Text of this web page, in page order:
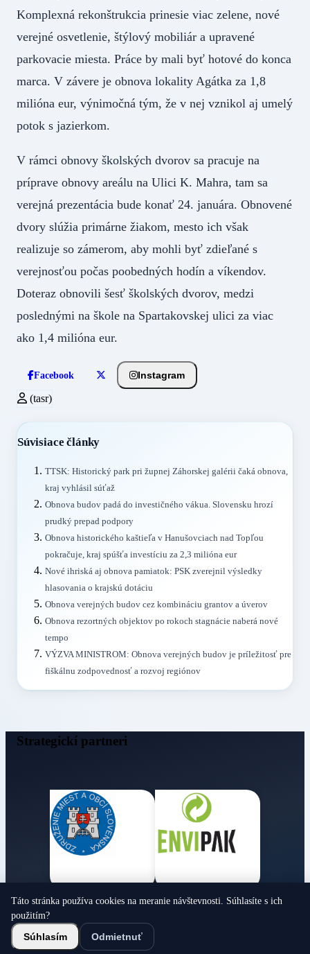
Komplexná rekonštrukcia prinesie viac zelene, nové
verejné osvetlenie, štýlový mobiliár a upravené
parkovacie miesta. Práce by mali byť hotové do konca
marca. V závere je obnova lokality Agátka za 1,8
milióna eur, výnimočná tým, že v nej vznikol aj umelý
potok s jazierkom.
V rámci obnovy školských dvorov sa pracuje na
príprave obnovy areálu na Ulici K. Mahra, tam sa
verejná prezentácia bude konať 24. januára. Obnovené
dvory slúžia primárne žiakom, mesto ich však
realizuje so zámerom, aby mohli byť zdieľané s
verejnosťou počas poobedných hodín a víkendov.
Doteraz obnovili šesť školských dvorov, medzi
poslednými na škole na Spartakovskej ulici za viac
ako 1,4 milióna eur.
Facebook Instagram
(tasr)
Súvisiace články
TTSK: Historický park pri župnej Záhorskej galérii čaká obnova,
kraj vyhlásil súťaž
Obnova budov padá do investičného vákua. Slovensku hrozí
prudký prepad podpory
Obnova historického kaštieľa v Hanušovciach nad Topľou
pokračuje, kraj spúšťa investíciu za 2,3 milióna eur
Nové ihriská aj obnova pamiatok: PSK zverejnil výsledky
hlasovania o krajskú dotáciu
Obnova verejných budov cez kombináciu grantov a úverov
Obnova rezortných objektov po rokoch stagnácie naberá nové
tempo
VÝZVA MINISTROM: Obnova verejných budov je príležitosť pre
fiškálnu zodpovednosť a rozvoj regiónov
Strategickí partneri
Obecné noviny
© 2026 Všetky práva vyhradené
Táto stránka používa cookies na meranie návštevnosti. Súhlasíte s ich
použitím?
Súhlasím Odmietnuť